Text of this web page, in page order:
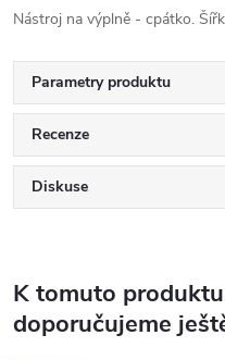
Nástroj na výplně - cpátko.
Parametry produktu
Recenze
Diskuse
K tomuto produktu
doporučujeme